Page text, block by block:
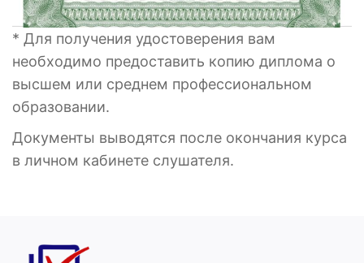
* Для получения удостоверения вам
необходимо предоставить копию диплома о
высшем или среднем профессиональном
образовании.
Документы выводятся после окончания курса
в личном кабинете слушателя.